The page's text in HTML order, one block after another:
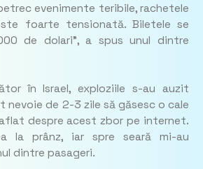
evenimente teribile, rachetele
foarte tensionată. Biletele se
de dolari”, a spus unul dintre
în Israel, exploziile s-au auzit
nevoie de 2-3 zile să găsesc o cale
despre acest zbor pe internet.
la prânz, iar spre seară mi-au
dintre pasageri.